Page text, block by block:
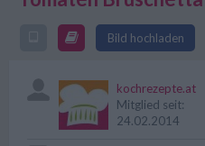
Bild hochladen
kochrezepte.at
Mitglied seit:
24.02.2014